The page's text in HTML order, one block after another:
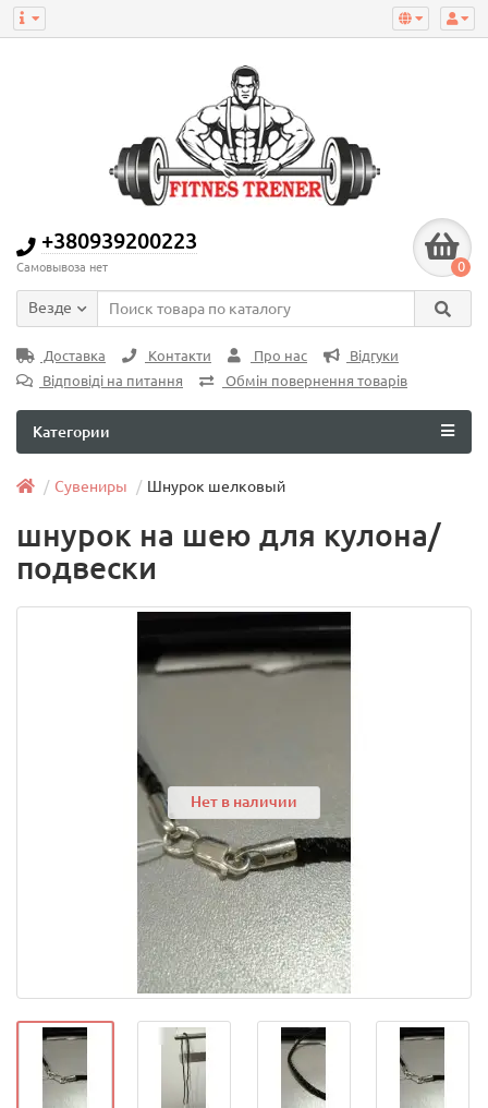
+380939200223
Самовывоза нет 0
Везде
Доставка Контакти Про нас
Відгуки
Відповіді на питання
Обмін повернення товарів
Категории
Сувениры Шнурок шелковый
шнурок на шею для кулона/
подвески
Нет в наличии